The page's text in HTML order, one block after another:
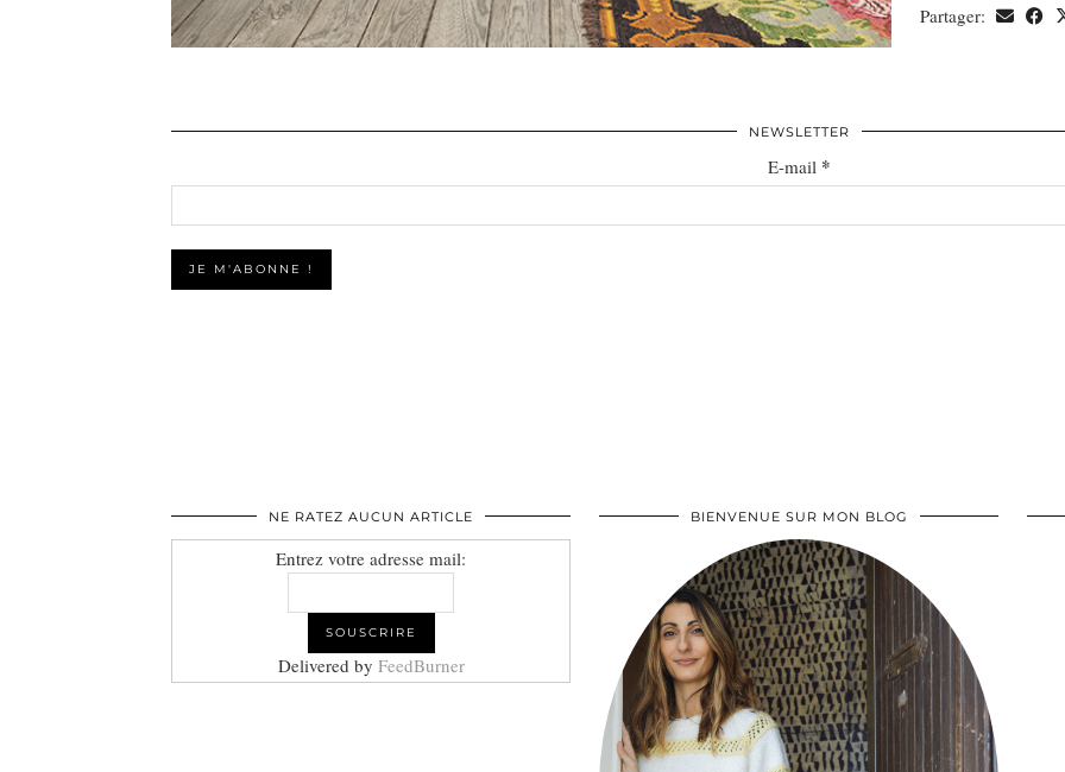
Partager:
NEWSLETTER
E-mail *
NE RATEZ AUCUN ARTICLE
Entrez votre adresse mail:
Delivered by FeedBurner
BIENVENUE SUR MON BLOG